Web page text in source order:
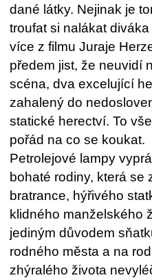
dané látky. Nejinak je
troufat si nalákat
více z filmu Juraje
předem jist, že neuvidí
scéna, dva excelující
zahalený do
statické herectví. To
pořád na co se koukat.
Petrolejové lampy
bohaté rodiny, která se
bratrance, hýřivého
klidného manželského
jediným důvodem
rodného města a na
zhýralého života